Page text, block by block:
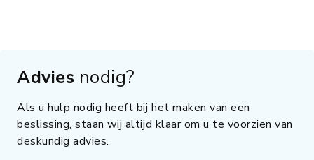
Advies nodig?
Als u hulp nodig heeft bij het maken van een
beslissing, staan wij altijd klaar om u te voorzien van
deskundig advies.